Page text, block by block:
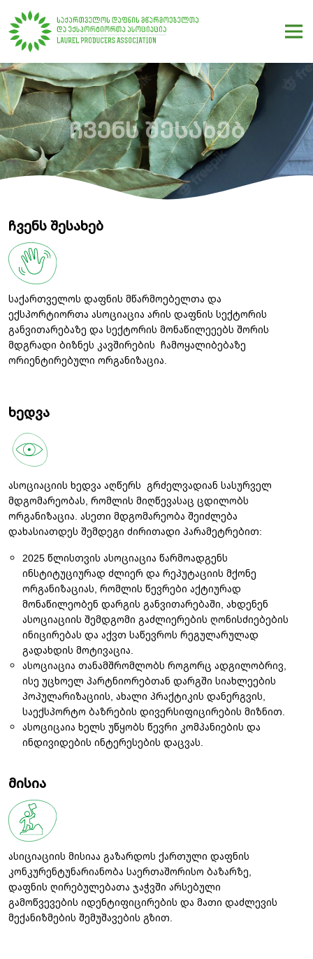
ᲩᲕᲔᲜᲡ ᲨᲔᲡᲐᲮᲔᲑ
ჩვენს შესახებ
საქართველოს დაფნის მწარმოებელთა და
ექსპორტიორთა ასოციაცია არის დაფნის სექტორის
განვითარებაზე და სექტორის მონაწილეეებს შორის
მდგრადი ბიზნეს კავშირების ჩამოყალიბებაზე
ორიენტირებული ორგანიზაცია.
ხედვა
ასოციაციის ხედვა აღწერს გრძელვადიან სასურველ
მდგომარეობას, რომლის მიღწევასაც ცდილობს
ორგანიზაცია. ასეთი მდგომარეობა შეიძლება
დახასიათდეს შემდეგი ძირითადი პარამეტრებით:
2025 წლისთვის ასოციაცია წარმოადგენს
ინსტიტუციურად ძლიერ და რეპუტაციის მქონე
ორგანიზაციას, რომლის წევრები აქტიურად
მონაწილეობენ დარგის განვითარებაში, ახდენენ
ასოციაციის შემდგომი გაძლიერების ღონისძიებების
ინიცირებას და აქვთ საწევროს რეგულარულად
გადახდის მოტივაცია.
ასოციაცია თანამშრომლობს როგორც ადგილობრივ,
ისე უცხოელ პარტნიორებთან დარგში სიახლეების
პოპულარიზაციის, ახალი პრაქტიკის დანერგვის,
საექსპორტო ბაზრების დივერსიფიცირების მიზნით.
ასოციცაია ხელს უწყობს წევრი კომპანიების და
ინდივიდების ინტერესების დაცვას.
მისია
ასიციაციის მისიაა გაზარდოს ქართული დაფნის
კონკურენტუნარიანობა საერთაშორისო ბაზარზე,
დაფნის ღირებულებათა ჯაჭვში არსებული
გამოწვევების იდენტიფიცირების და მათი დაძლევის
მექანიზმების შემუშავების გზით.